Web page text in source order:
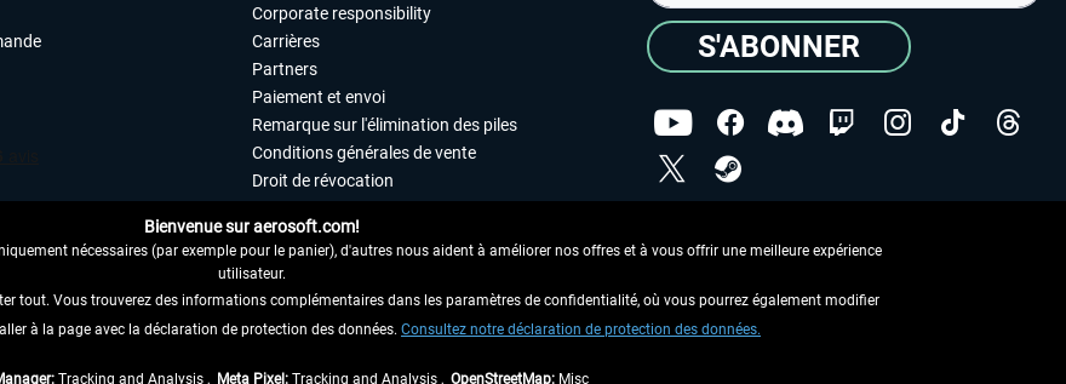
CONTRAT ICI
Corporate responsibility
Carrières
Partners
Paiement et envoi
Remarque sur l'élimination des piles
Conditions générales de vente
Droit de révocation
Accessibilité
Mentions légales
S'ABONNER
Copyright © Aerosoft GmbH - Tous droits réservés
Bienvenue sur aerosoft.com!
nécessaires (par exemple pour le panier), d'autres nous aident à améliorer nos offres et à vous offrir une meilleure expérience
utilisateur.
tout. Vous trouverez des informations complémentaires dans les paramètres de confidentialité, où vous pourrez également modifier
à la page avec la déclaration de protection des données. Consultez notre déclaration de protection des données.
Tracking and Analysis , Meta Pixel: Tracking and Analysis , OpenStreetMap: Misc